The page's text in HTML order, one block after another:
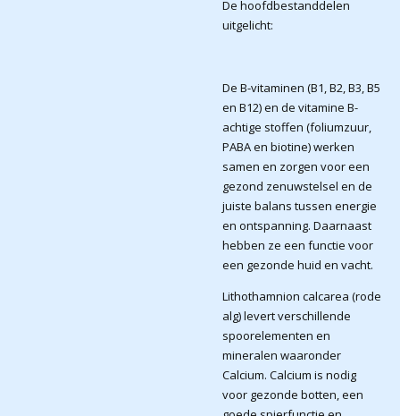
De hoofdbestanddelen
uitgelicht:
De B-vitaminen (B1, B2, B3, B5
en B12) en de vitamine B-
achtige stoffen (foliumzuur,
PABA en biotine) werken
samen en zorgen voor een
gezond zenuwstelsel en de
juiste balans tussen energie
en ontspanning. Daarnaast
hebben ze een functie voor
een gezonde huid en vacht.
Lithothamnion calcarea (rode
alg) levert verschillende
spoorelementen en
mineralen waaronder
Calcium. Calcium is nodig
voor gezonde botten, een